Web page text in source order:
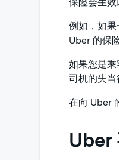
例如，如
Uber 的保
如果您是
司机的失当
在向 Uber
Uber